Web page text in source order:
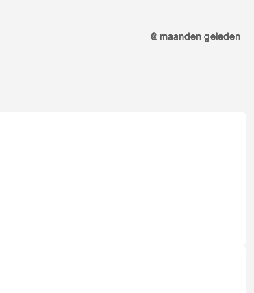
2 maanden geleden
2 maanden geleden
2 maanden geleden
4 maanden geleden
6 maanden geleden
8 maanden geleden